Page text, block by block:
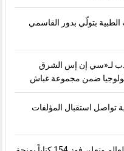
بتولّي بدور القاسمي
لـ«سي إن إس الشرق
ضمن مجموعة غباش
تواصل استقبال المؤلفات